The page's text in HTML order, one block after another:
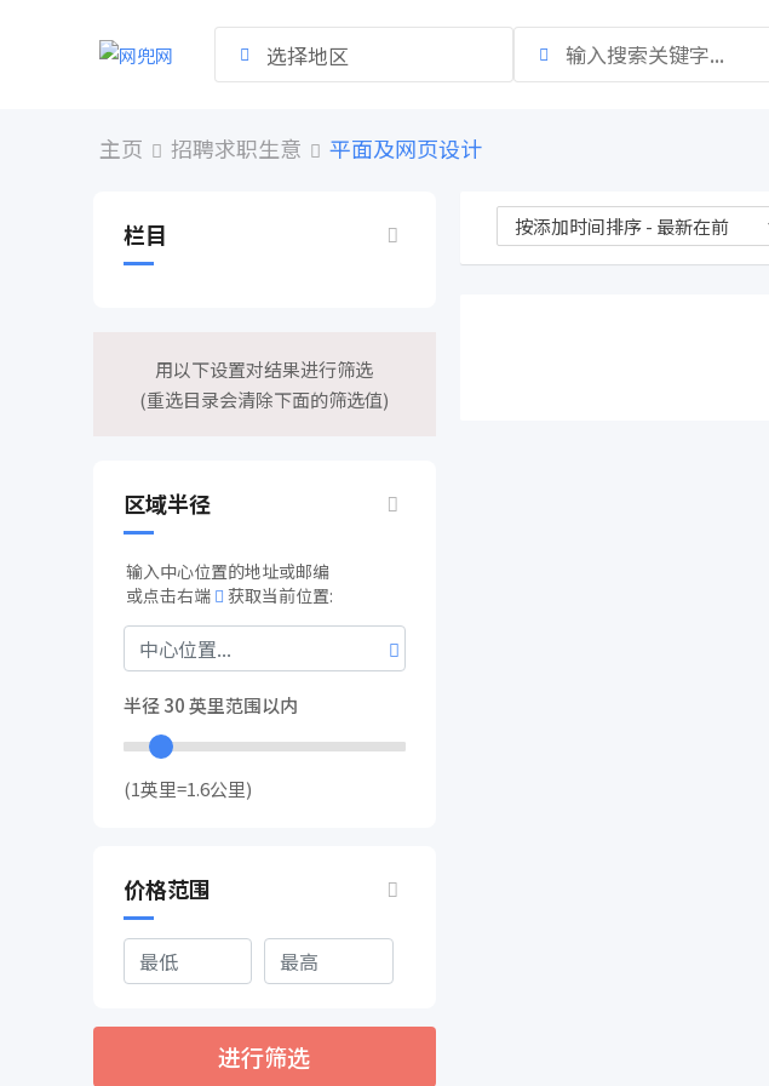
选择地区
主页 招聘求职生意 平面及网页设计
栏目
用以下设置对结果进行筛选
(重选目录会清除下面的筛选值)
区域半径
输入中心位置的地址或邮编
或点击右端
获取当前位置:
半径30英里范围以内
(1英里=1.6公里)
价格范围
进行筛选